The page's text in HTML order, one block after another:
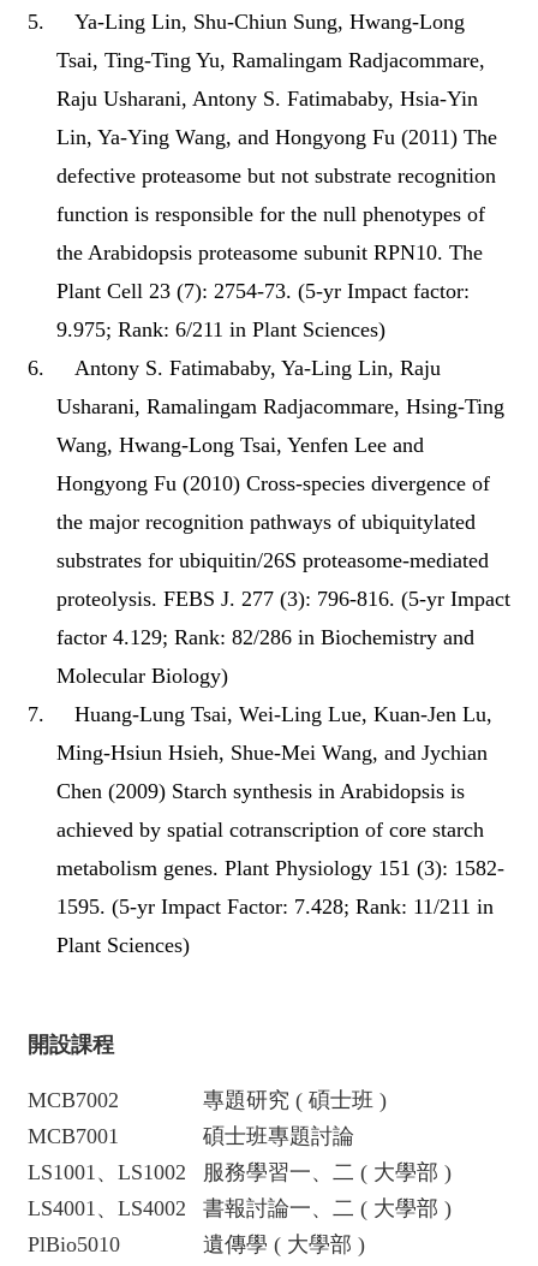
5.
Ya-Ling Lin, Shu-Chiun Sung, Hwang-Long
Tsai, Ting-Ting Yu, Ramalingam Radjacommare,
Raju Usharani, Antony S. Fatimababy, Hsia-Yin
Lin, Ya-Ying Wang, and Hongyong Fu (2011) The
defective proteasome but not substrate recognition
function is responsible for the null phenotypes of
the Arabidopsis proteasome subunit RPN10. The
Plant Cell 23 (7): 2754-73. (5-yr Impact factor:
9.975; Rank: 6/211 in Plant Sciences)
6.
Antony S. Fatimababy, Ya-Ling Lin, Raju
Usharani, Ramalingam Radjacommare, Hsing-Ting
Wang, Hwang-Long Tsai, Yenfen Lee and
Hongyong Fu (2010) Cross-species divergence of
the major recognition pathways of ubiquitylated
substrates for ubiquitin/26S proteasome-mediated
proteolysis. FEBS J. 277 (3): 796-816. (5-yr Impact
factor 4.129; Rank: 82/286 in Biochemistry and
Molecular Biology)
7.
Huang-Lung Tsai, Wei-Ling Lue, Kuan-Jen Lu,
Ming-Hsiun Hsieh, Shue-Mei Wang, and Jychian
Chen (2009) Starch synthesis in Arabidopsis is
achieved by spatial cotranscription of core starch
metabolism genes. Plant Physiology 151 (3): 1582-
1595. (5-yr Impact Factor: 7.428; Rank: 11/211 in
Plant Sciences)
開設課程
MCB7002
專題研究 ( 碩士班 )
MCB7001
碩士班專題討論
LS1001、LS1002
服務學習一、二 ( 大學部 )
LS4001、LS4002
書報討論一、二 ( 大學部 )
PlBio5010
遺傳學 ( 大學部 )